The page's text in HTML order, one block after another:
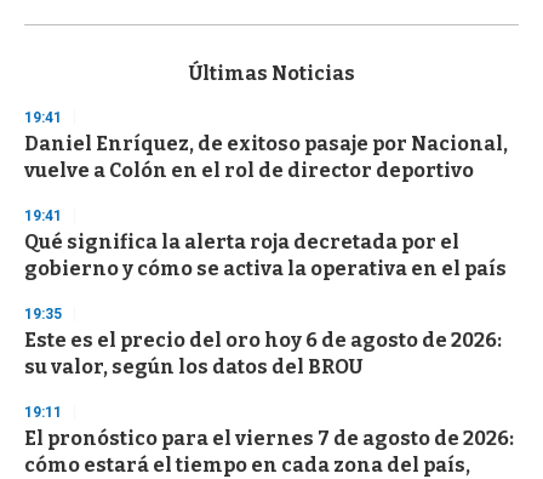
s
d
s
o
f
3
s
c
n
d
Últimas Noticias
19:41
Daniel Enríquez, de exitoso pasaje por Nacional,
vuelve a Colón en el rol de director deportivo
19:41
Qué significa la alerta roja decretada por el
gobierno y cómo se activa la operativa en el país
19:35
Este es el precio del oro hoy 6 de agosto de 2026:
su valor, según los datos del BROU
19:11
El pronóstico para el viernes 7 de agosto de 2026:
cómo estará el tiempo en cada zona del país,